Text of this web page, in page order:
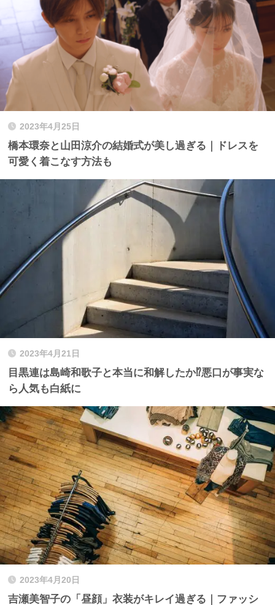
2023年4月25日
橋本環奈と山田涼介の結婚式が美し過ぎる｜ドレスを
可愛く着こなす方法も
2023年4月21日
目黒連は島崎和歌子と本当に和解したか⁉︎悪口が事実な
ら人気も白紙に
2023年4月20日
吉瀬美智子の「昼顔」衣装がキレイ過ぎる｜ファッシ